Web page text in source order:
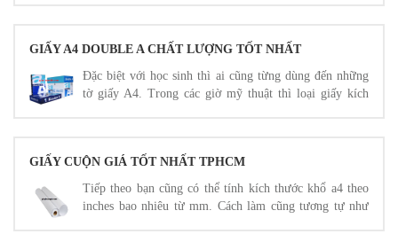
GIẤY A4 DOUBLE A CHẤT LƯỢNG TỐT NHẤT
Đặc biệt với học sinh thì ai cũng từng dùng đến những
tờ giấy A4. Trong các giờ mỹ thuật thì loại giấy kích
GIẤY CUỘN GIÁ TỐT NHẤT TPHCM
Tiếp theo bạn cũng có thể tính kích thước khổ a4 theo
inches bao nhiêu từ mm. Cách làm cũng tương tự như